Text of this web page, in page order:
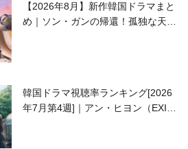
【2026年8月】新作韓国ドラマまと
め｜ソン・ガンの帰還！孤独な天才
韓国ドラマ視聴率ランキング[2026
年7月第4週]｜アン・ヒヨン（EXID